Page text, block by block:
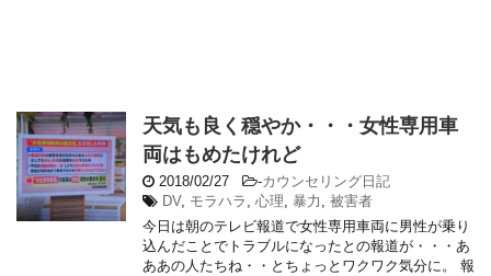
天気も良く穏やか・・・女性専用車
両はもめたけれど
2018/02/27 -カウンセリング日記
DV, モラハラ , 心理, 暴力 , 被害者
今日は朝のテレビ報道で女性専用車両に男性が乗り
込んだことでトラブルになったとの報道が・・・あ
ああの人たちね・・とちょっとワクワク気分に。 報